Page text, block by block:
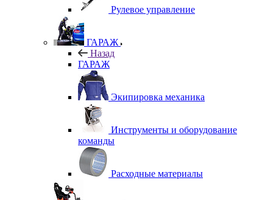
Рулевое управление
ГАРАЖ
Назад
ГАРАЖ
Экипировка механика
Инструменты и оборудование
команды
Расходные материалы